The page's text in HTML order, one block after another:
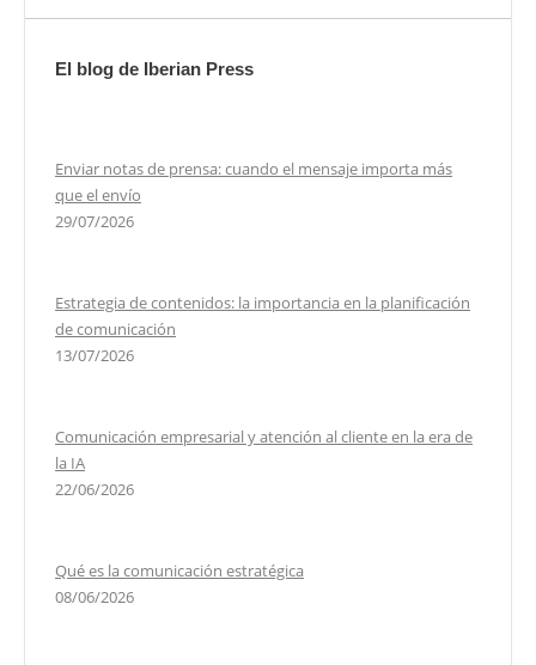
El blog de Iberian Press
Enviar notas de prensa: cuando el mensaje importa más
que el envío
29/07/2026
Estrategia de contenidos: la importancia en la planificación
de comunicación
13/07/2026
Comunicación empresarial y atención al cliente en la era de
la IA
22/06/2026
Qué es la comunicación estratégica
08/06/2026